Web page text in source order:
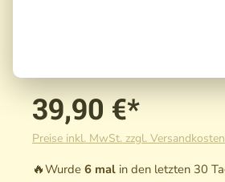
39,90 €*
Preise inkl. MwSt. zzgl. Versandkosten
🔥Wurde 6 mal in den letzten 30